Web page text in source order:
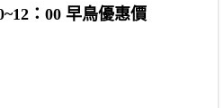
：00 早鳥優惠價